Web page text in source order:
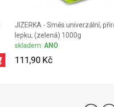
JIZERKA - Směs univerzální,
lepku, (zelená) 1000g
skladem: ANO
111,90 Kč